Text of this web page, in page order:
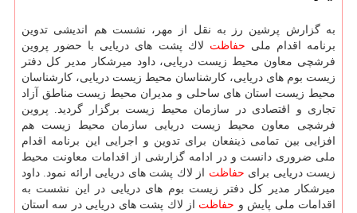
به گزارش پرشین رز به نقل از مهر، نشست هم اندیشی تدوین
برنامه اقدام ملی حفاظت لاك پشت های دریایی با حضور پروین
فرشچی معاون محیط زیست دریایی، داود میرشكار مدیر كل دفتر
زیست بوم های دریایی، كارشناسان محیط زیست دریایی، كارشناسان
محیط زیست استان های ساحلی و مدیران محیط زیست مناطق آزاد
تجاری و اقتصادی در سازمان محیط زیست برگزار گردید. پروین
فرشچی معاون محیط زیست دریایی سازمان محیط زیست هم
افزایی بین تمامی ذینفعان برای تدوین و اجرایی این برنامه اقدام
ملی ضروری دانست و در ادامه گزارشی از اقدامات معاونت محیط
زیست دریایی برای حفاظت از لاك پشت های دریایی ارائه نمود. داود
میرشكار مدیر كل دفتر زیست بوم های دریایی در این نشست به
اقدامات ملی پایش و حفاظت از لاك پشت های دریایی در سه استان